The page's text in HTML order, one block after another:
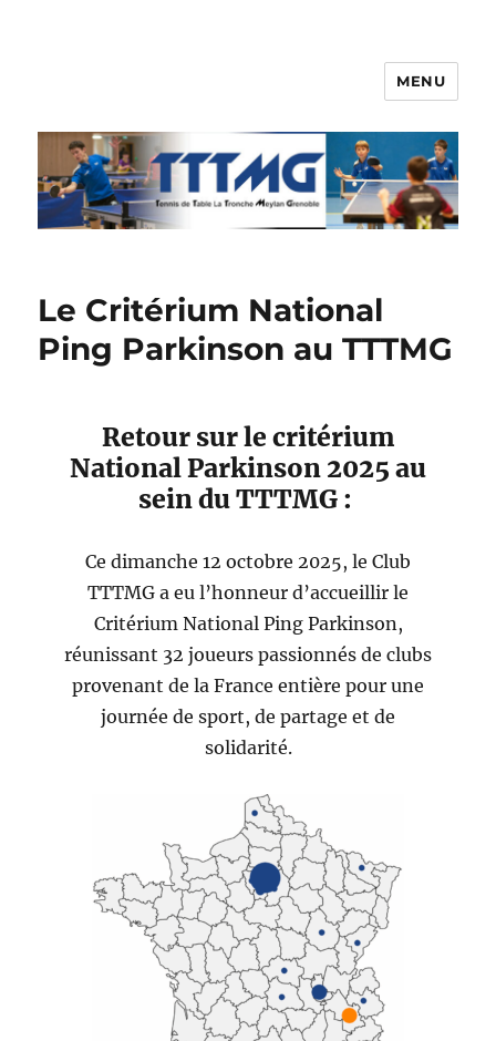
MENU
Le Critérium National
Ping Parkinson au TTTMG
Retour sur le critérium
National Parkinson 2025 au
sein du TTTMG :
Ce dimanche 12 octobre 2025, le Club
TTTMG a eu l’honneur d’accueillir le
Critérium National Ping Parkinson,
réunissant 32 joueurs passionnés de clubs
provenant de la France entière pour une
journée de sport, de partage et de
solidarité.